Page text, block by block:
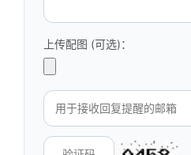
上传配图 (可选)：